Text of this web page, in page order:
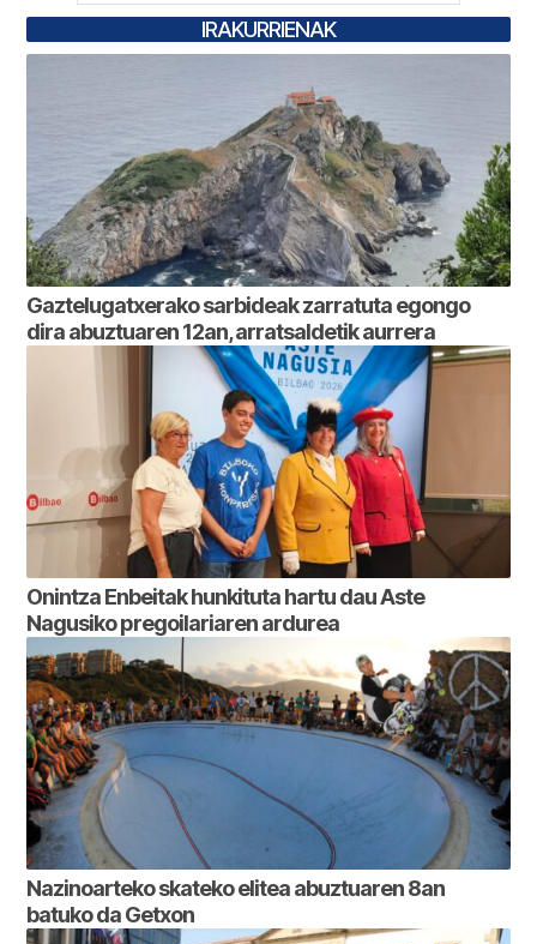
IRAKURRIENAK
Gaztelugatxerako sarbideak zarratuta egongo
dira abuztuaren 12an, arratsaldetik aurrera
Onintza Enbeitak hunkituta hartu dau Aste
Nagusiko pregoilariaren ardurea
Nazinoarteko skateko elitea abuztuaren 8an
batuko da Getxon